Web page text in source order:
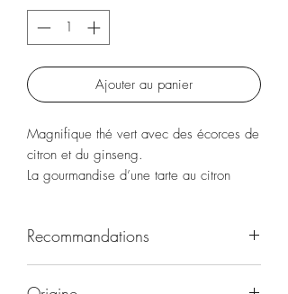
Ajouter au panier
Magnifique thé vert avec des écorces de
citron et du ginseng.
La gourmandise d’une tarte au citron
Recommandations